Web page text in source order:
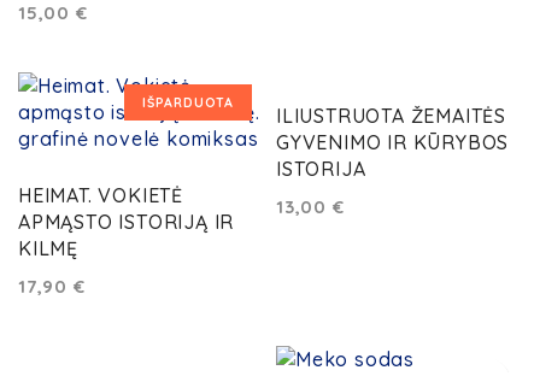
15,00 €
IŠPARDUOTA
HEIMAT. VOKIETĖ
APMĄSTO ISTORIJĄ IR
KILMĘ
17,90 €
ILIUSTRUOTA ŽEMAITĖS
GYVENIMO IR KŪRYBOS
ISTORIJA
13,00 €